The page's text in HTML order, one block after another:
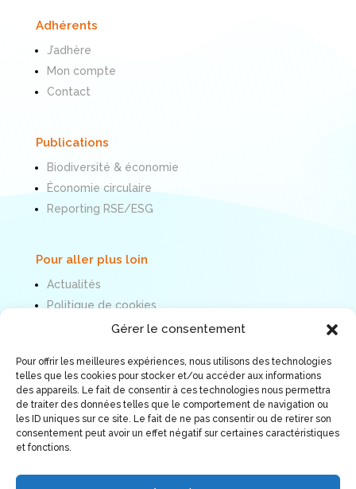
Gérer le consentement
Pour offrir les meilleures expériences, nous utilisons des technologies
telles que les cookies pour stocker et/ou accéder aux informations
des appareils. Le fait de consentir à ces technologies nous permettra
de traiter des données telles que le comportement de navigation ou
les ID uniques sur ce site. Le fait de ne pas consentir ou de retirer son
consentement peut avoir un effet négatif sur certaines caractéristiques
et fonctions.
Adhérents
J’adhère
Mon compte
Contact
Publications
Biodiversité & économie
Économie circulaire
Reporting RSE/ESG
Pour aller plus loin
Actualités
Politique de cookies
Mentions légales
Nous suivre